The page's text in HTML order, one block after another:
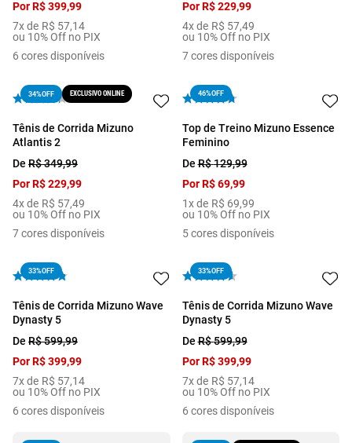
Por R$399,99
7x de R$ 57,14
ou 10% Off no PIX
6 cores disponíveis
Por R$ 229,99
4x de R$ 57,49
ou 10% Off no PIX
7 cores disponíveis
34%OFF EXCLUSIVO ONLINE
Tênis de Corrida Mizuno
Atlantis 2
De R$349,99
Por R$229,99
4x de R$ 57,49
ou 10% Off no PIX
7cores disponíveis
46%OFF
Top de Treino Mizuno Essence
Feminino
DeR$129,99
Por R$ 69,99
1 x de R$ 69,99
ou 10% Off no PIX
5 cores disponíveis
33%OFF
Tênis de Corrida Mizuno Wave
Dynasty 5
De R$599,99
Por R$399,99
7x de R$ 57,14
ou 10% Off no PIX
6 cores disponíveis
33%OFF
Tênis de Corrida Mizuno Wave
Dynasty 5
DeR$599,99
Por R$ 399,99
7x de R$ 57,14
ou 10% Off no PIX
6 cores disponíveis